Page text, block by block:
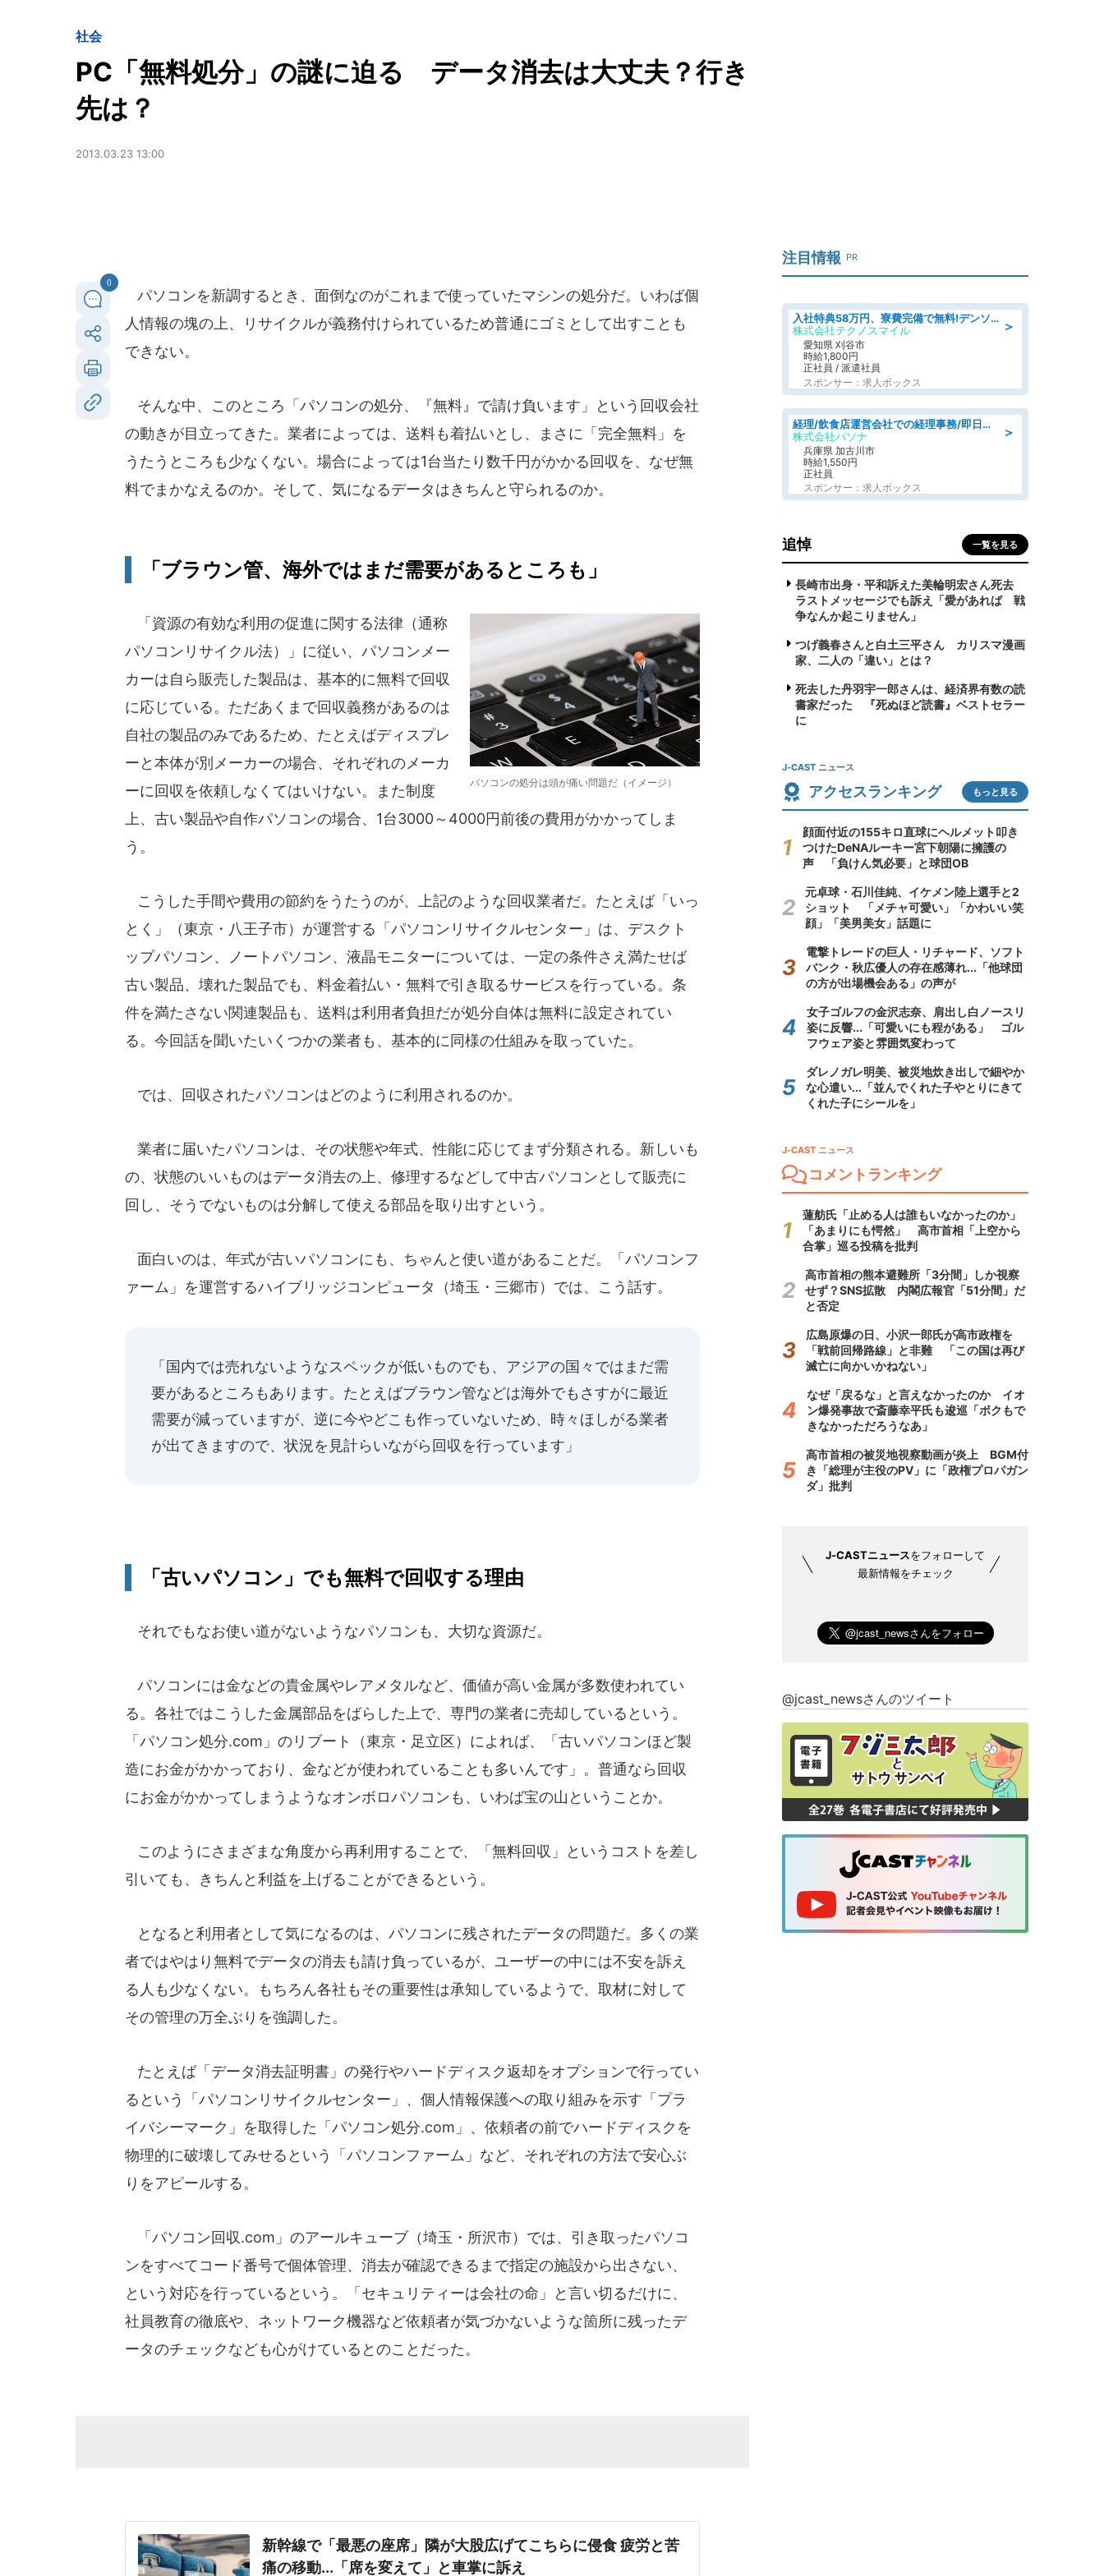
社会
PC「無料処分」の謎に迫る データ消去は大丈夫？行き
先は？
2013.03.23 13:00
0
パソコンを新調するとき、面倒なのがこれまで使っていたマシンの処分だ。いわば個
人情報の塊の上、リサイクルが義務付けられているため普通にゴミとして出すことも
できない。
そんな中、このところ「パソコンの処分、『無料』で請け負います」という回収会社
の動きが目立ってきた。業者によっては、送料も着払いとし、まさに「完全無料」を
うたうところも少なくない。場合によっては1台当たり数千円がかかる回収を、なぜ無
料でまかなえるのか。そして、気になるデータはきちんと守られるのか。
「ブラウン管、海外ではまだ需要があるところも」
パソコンの処分は頭が痛い問題だ（イメージ）
「資源の有効な利用の促進に関する法律（通称
パソコンリサイクル法）」に従い、パソコンメー
カーは自ら販売した製品は、基本的に無料で回収
に応じている。ただあくまで回収義務があるのは
自社の製品のみであるため、たとえばディスプレ
ーと本体が別メーカーの場合、それぞれのメーカ
ーに回収を依頼しなくてはいけない。また制度
上、古い製品や自作パソコンの場合、1台3000～4000円前後の費用がかかってしま
う。
こうした手間や費用の節約をうたうのが、上記のような回収業者だ。たとえば「いっ
とく」（東京・八王子市）が運営する「パソコンリサイクルセンター」は、デスクト
ップパソコン、ノートパソコン、液晶モニターについては、一定の条件さえ満たせば
古い製品、壊れた製品でも、料金着払い・無料で引き取るサービスを行っている。条
件を満たさない関連製品も、送料は利用者負担だが処分自体は無料に設定されてい
る。今回話を聞いたいくつかの業者も、基本的に同様の仕組みを取っていた。
では、回収されたパソコンはどのように利用されるのか。
業者に届いたパソコンは、その状態や年式、性能に応じてまず分類される。新しいも
の、状態のいいものはデータ消去の上、修理するなどして中古パソコンとして販売に
回し、そうでないものは分解して使える部品を取り出すという。
面白いのは、年式が古いパソコンにも、ちゃんと使い道があることだ。「パソコンフ
ァーム」を運営するハイブリッジコンピュータ（埼玉・三郷市）では、こう話す。
「国内では売れないようなスペックが低いものでも、アジアの国々ではまだ需
要があるところもあります。たとえばブラウン管などは海外でもさすがに最近
需要が減っていますが、逆に今やどこも作っていないため、時々ほしがる業者
が出てきますので、状況を見計らいながら回収を行っています」
「古いパソコン」でも無料で回収する理由
それでもなお使い道がないようなパソコンも、大切な資源だ。
パソコンには金などの貴金属やレアメタルなど、価値が高い金属が多数使われてい
る。各社ではこうした金属部品をばらした上で、専門の業者に売却しているという。
「パソコン処分.com」のリブート（東京・足立区）によれば、「古いパソコンほど製
造にお金がかかっており、金などが使われていることも多いんです」。普通なら回収
にお金がかかってしまうようなオンボロパソコンも、いわば宝の山ということか。
このようにさまざまな角度から再利用することで、「無料回収」というコストを差し
引いても、きちんと利益を上げることができるという。
となると利用者として気になるのは、パソコンに残されたデータの問題だ。多くの業
者ではやはり無料でデータの消去も請け負っているが、ユーザーの中には不安を訴え
る人も少なくない。もちろん各社もその重要性は承知しているようで、取材に対して
その管理の万全ぶりを強調した。
たとえば「データ消去証明書」の発行やハードディスク返却をオプションで行ってい
るという「パソコンリサイクルセンター」、個人情報保護への取り組みを示す「プラ
イバシーマーク」を取得した「パソコン処分.com」、依頼者の前でハードディスクを
物理的に破壊してみせるという「パソコンファーム」など、それぞれの方法で安心ぶ
りをアピールする。
「パソコン回収.com」のアールキューブ（埼玉・所沢市）では、引き取ったパソコ
ンをすべてコード番号で個体管理、消去が確認できるまで指定の施設から出さない、
という対応を行っているという。「セキュリティーは会社の命」と言い切るだけに、
社員教育の徹底や、ネットワーク機器など依頼者が気づかないような箇所に残ったデ
ータのチェックなども心がけているとのことだった。
新幹線で「最悪の座席」隣が大股広げてこちらに侵食 疲労と苦
痛の移動...「席を変えて」と車掌に訴え
注目情報 PR
＞
入社特典58万円、寮費完備で無料!デンソーで働こう!自動車工場で小型部品の検査業務 denso aichi
株式会社テクノスマイル
愛知県 刈谷市
時給1,800円
正社員 / 派遣社員
スポンサー：求人ボックス
＞
経理/飲食店運営会社での経理事務/即日勤務可/車通勤可/経理/一般事務
株式会社パソナ
兵庫県 加古川市
時給1,550円
正社員
スポンサー：求人ボックス
追悼 一覧を見る
長崎市出身・平和訴えた美輪明宏さん死去
ラストメッセージでも訴え「愛があれば 戦
争なんか起こりません」
つげ義春さんと白土三平さん カリスマ漫画
家、二人の「違い」とは？
死去した丹羽宇一郎さんは、経済界有数の読
書家だった 『死ぬほど読書』ベストセラー
に
J-CAST ニュース
アクセスランキング もっと見る
顔面付近の155キロ直球にヘルメット叩き
つけたDeNAルーキー宮下朝陽に擁護の
声 「負けん気必要」と球団OB
元卓球・石川佳純、イケメン陸上選手と2
ショット 「メチャ可愛い」「かわいい笑
顔」「美男美女」話題に
電撃トレードの巨人・リチャード、ソフト
バンク・秋広優人の存在感薄れ...「他球団
の方が出場機会ある」の声が
女子ゴルフの金沢志奈、肩出し白ノースリ
姿に反響...「可愛いにも程がある」 ゴル
フウェア姿と雰囲気変わって
ダレノガレ明美、被災地炊き出しで細やか
な心遣い...「並んでくれた子やとりにきて
くれた子にシールを」
J-CAST ニュース
コメントランキング
蓮舫氏「止める人は誰もいなかったのか」
「あまりにも愕然」 高市首相「上空から
合掌」巡る投稿を批判
高市首相の熊本避難所「3分間」しか視察
せず？SNS拡散 内閣広報官「51分間」だ
と否定
広島原爆の日、小沢一郎氏が高市政権を
「戦前回帰路線」と非難 「この国は再び
滅亡に向かいかねない」
なぜ「戻るな」と言えなかったのか イオ
ン爆発事故で斎藤幸平氏も逡巡「ボクもで
きなかっただろうなあ」
高市首相の被災地視察動画が炎上 BGM付
き「総理が主役のPV」に「政権プロパガン
ダ」批判
J-CASTニュースをフォローして
最新情報をチェック
@jcast_newsさんのツイート